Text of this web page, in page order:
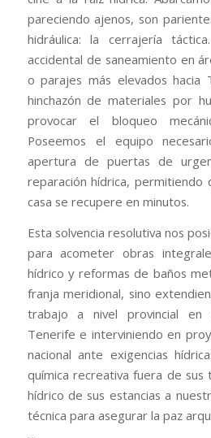
pareciendo ajenos, son
hidráulica: la cerrajería
accidental de saneamiento en
o parajes más elevados hacia
hinchazón de materiales por
provocar el bloqueo
Poseemos el equipo
apertura de puertas de
reparación hídrica, permitiendo
casa se recupere en minutos.
Esta solvencia resolutiva nos
para acometer obras
hídrico y reformas de baños
franja meridional, sino
trabajo a nivel provincial en
Tenerife e interviniendo en
nacional ante exigencias
química recreativa fuera de sus
hídrico de sus estancias a
técnica para asegurar la paz